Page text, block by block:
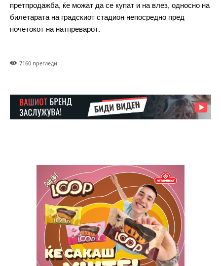
Included for free:
Etiam est nibh, lobortis sit
Ut mollis pellentesque tortor
Orci varius natoque dolor
100 / yearplaceholder text
ИЗБЕРЕТЕ ПЛАН
Full member access:
Etiam est nibh, lobortis sit
претпродажба, ќе можат да се купат и на влез, односно на
билетарата на градскиот стадион непосредно пред
почетокот на натпреварот.
7160 прегледи